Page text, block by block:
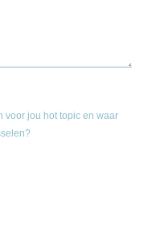
voor jou hot topic en waar